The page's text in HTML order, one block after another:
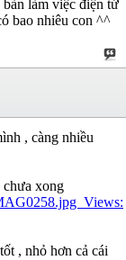
làm việc điện tử
bao nhiêu con ^^
, càng nhiều
chưa xong
, nhỏ hơn cả cái